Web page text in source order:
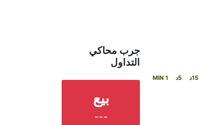
1 MIN 5د 15د
جرب محاكي
التداول
بيع
---